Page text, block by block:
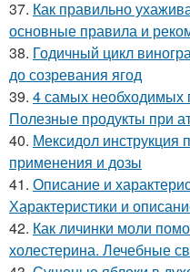
37. Как правильно
основные правила и
38. Годичный цикл
до созревания ягод
39. 4 самых необходимых
Полезные продукты при
40. Мексидол
применения и дозы
41. Описание и
Характеристики и
42. Как личинки моли
холестерина. Лечебные